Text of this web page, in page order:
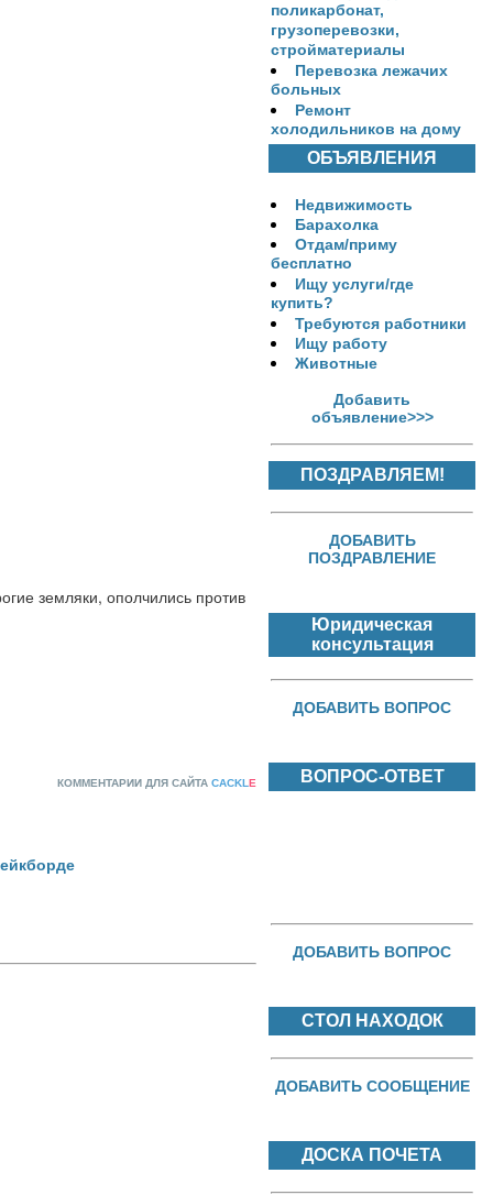
земляки, ополчились против
КОММЕНТАРИИ ДЛЯ САЙТА CACKL E
поликарбонат,
грузоперевозки,
стройматериалы
Перевозка лежачих
больных
Ремонт
холодильников на дому
ОБЪЯВЛЕНИЯ
Недвижимость
Барахолка
Отдам/приму
бесплатно
Ищу услуги/где
купить?
Требуются работники
Ищу работу
Животные
Добавить
объявление>>>
ПОЗДРАВЛЯЕМ!
ДОБАВИТЬ
ПОЗДРАВЛЕНИЕ
Юридическая
консультация
ДОБАВИТЬ ВОПРОС
ВОПРОС-ОТВЕТ
ДОБАВИТЬ ВОПРОС
СТОЛ НАХОДОК
ДОБАВИТЬ СООБЩЕНИЕ
ДОСКА ПОЧЕТА